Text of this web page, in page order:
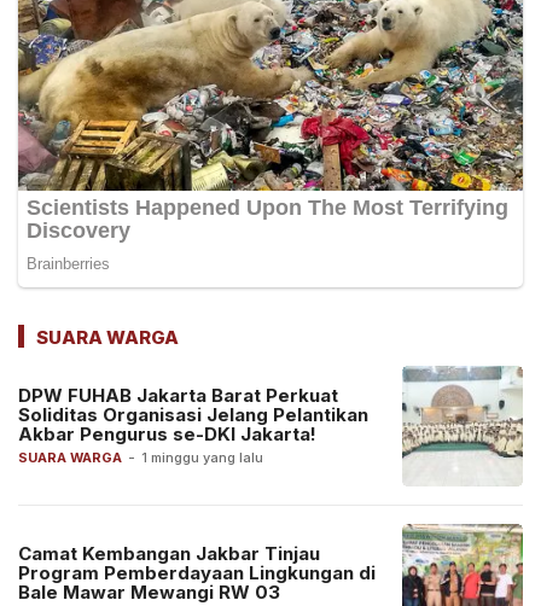
SUARA WARGA
SUARA WARGA - 1 minggu yang lalu
DPW FUHAB Jakarta Barat Perkuat
Soliditas Organisasi Jelang Pelantikan
Akbar Pengurus se-DKI Jakarta!
Camat Kembangan Jakbar Tinjau
Program Pemberdayaan Lingkungan di
Bale Mawar Mewangi RW 03